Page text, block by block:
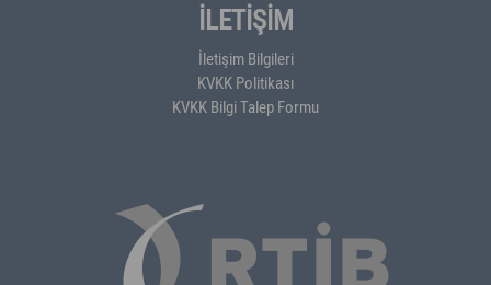
İLETİŞİM
İletişim Bilgileri
KVKK Politikası
KVKK Bilgi Talep Formu